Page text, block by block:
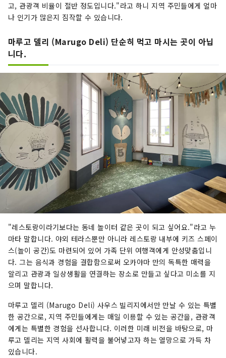
고, 관광객 비율이 절반 정도입니다."라고 하니 지역 주민들에게 얼마
나 인기가 많은지 짐작할 수 있습니다.
마루고 델리 (Marugo Deli) 단순히 먹고 마시는 곳이 아닙
니다.
"레스토랑이라기보다는 동네 놀이터 같은 곳이 되고 싶어요."라고 누
마타 말합니다. 야외 테라스뿐만 아니라 레스토랑 내부에 키즈 스페이
스(놀이 공간)도 마련되어 있어 가족 단위 여행객에게 안성맞춤입니
다. 그는 음식과 경험을 결합함으로써 오카야마 만의 독특한 매력을
알리고 관광과 일상생활을 연결하는 장소로 만들고 싶다고 미소를 지
으며 말합니다.
마루고 델리 (Marugo Deli) 사우스 빌리지에서만 만날 수 있는 특별
한 공간으로, 지역 주민들에게는 매일 이용할 수 있는 공간을, 관광객
에게는 특별한 경험을 선사합니다. 이러한 미래 비전을 바탕으로, 마
루고 델리는 지역 사회에 활력을 불어넣고자 하는 열망으로 가득 차
있습니다.